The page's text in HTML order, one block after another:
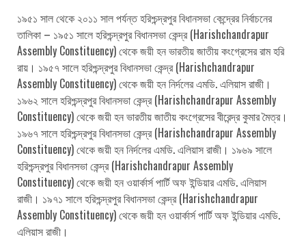
১৯৫১ সাল থেকে ২০১১ সাল পর্যন্ত হরিশ্চন্দ্রপুর বিধানসভা কেন্দ্রের নির্বাচনের
তালিকা – ১৯৫১ সালে হরিশ্চন্দ্রপুর বিধানসভা কেন্দ্র (Harishchandrapur
Assembly Constituency) থেকে জয়ী হন ভারতীয় জাতীয় কংগ্রেসের রাম হরি
রায়। ১৯৫৭ সালে হরিশ্চন্দ্রপুর বিধানসভা কেন্দ্র (Harishchandrapur
Assembly Constituency) থেকে জয়ী হন নির্দলের এমডি. এলিয়াস রাজী।
১৯৬২ সালে হরিশ্চন্দ্রপুর বিধানসভা কেন্দ্র (Harishchandrapur Assembly
Constituency) থেকে জয়ী হন ভারতীয় জাতীয় কংগ্রেসের বীরেন্দ্র কুমার মৈত্র।
১৯৬৭ সালে হরিশ্চন্দ্রপুর বিধানসভা কেন্দ্র (Harishchandrapur Assembly
Constituency) থেকে জয়ী হন নির্দলের এমডি. এলিয়াস রাজী। ১৯৬৯ সালে
হরিশ্চন্দ্রপুর বিধানসভা কেন্দ্র (Harishchandrapur Assembly
Constituency) থেকে জয়ী হন ওয়ার্কার্স পার্টি অফ ইন্ডিয়ার এমডি. এলিয়াস
রাজী। ১৯৭১ সালে হরিশ্চন্দ্রপুর বিধানসভা কেন্দ্র (Harishchandrapur
Assembly Constituency) থেকে জয়ী হন ওয়ার্কার্স পার্টি অফ ইন্ডিয়ার এমডি.
এলিয়াস রাজী।